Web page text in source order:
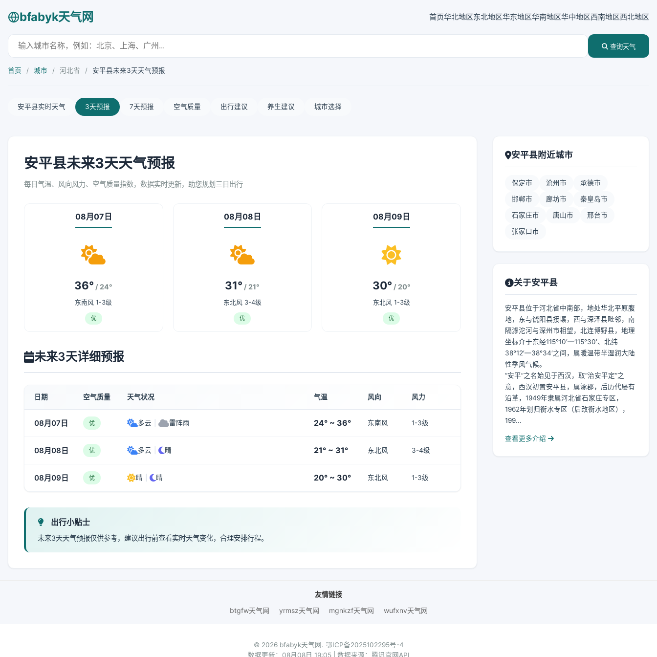
bfabyk天气网 首页华北地区东北地区华东地区华南地区华中地区西南地区西北地区
查询天气
首页 / 城市 / 河北省 / 安平县未来3天天气预报
安平县实时天气 3天预报 7天预报 空气质量 出行建议 养生建议 城市选择
安平县未来3天天气预报
每日气温、风向风力、空气质量指数，数据实时更新，助您规划三日出行
08月07日
36° / 24°
东南风 1-3级
优
08月08日
31° / 21°
东北风 3-4级
优
08月09日
30° / 20°
东北风 1-3级
优
未来3天详细预报
日期 空气质量 天气状况 气温 风向 风力
08月07日 优 多云 雷阵雨 24° ~ 36° 东南风 1-3级
08月08日 优 多云 晴 21° ~ 31° 东北风 3-4级
08月09日 优 晴 晴 20° ~ 30° 东北风 1-3级
出行小贴士
未来3天天气预报仅供参考，建议出行前查看实时天气变化，合理安排行程。
安平县附近城市
保定市 沧州市 承德市
邯郸市 廊坊市 秦皇岛市
石家庄市 唐山市 邢台市
张家口市
关于安平县
安平县位于河北省中南部，地处华北平原腹
地，东与饶阳县接壤，西与深泽县毗邻，南
隔滹沱河与深州市相望，北连博野县，地理
坐标介于东经115°10′—115°30′、北纬
38°12′—38°34′之间，属暖温带半湿润大陆
性季风气候。
“安平”之名始见于西汉，取“治安平定”之
意，西汉初置安平县，属涿郡，后历代屡有
沿革，1949年隶属河北省石家庄专区，
1962年划归衡水专区（后改衡水地区），
199...
查看更多介绍
友情链接
btgfw天气网
yrmsz天气网 mgnkzf天气网 wufxnv天气网
© 2026 bfabyk天气网. 鄂ICP备2025102295号-4
数据更新：08月08日 19:05 | 数据来源：腾讯官网API